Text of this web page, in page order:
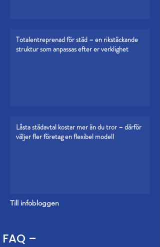
Totalentreprenad för städ – en rikstäckande
struktur som anpassas efter er verklighet
Låsta städavtal kostar mer än du tror – därför
väljer fler företag en flexibel modell
Till infobloggen
FAQ –